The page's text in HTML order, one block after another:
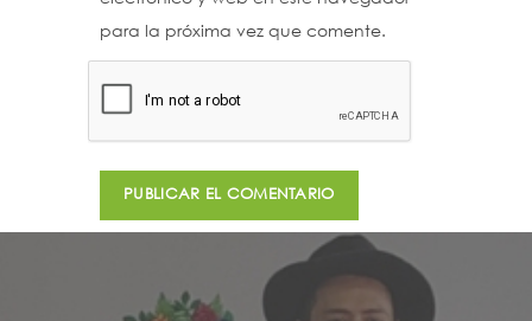
para la próxima vez que comente.